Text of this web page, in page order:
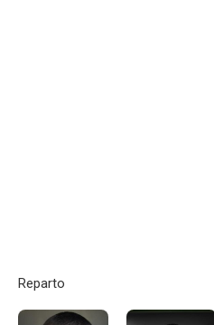
Reparto